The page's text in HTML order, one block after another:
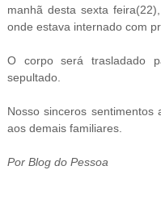
manhã desta sexta
onde estava internado com
O corpo será trasladado
sepultado.
Nosso sinceros
aos demais familiares.
Por Blog do Pessoa